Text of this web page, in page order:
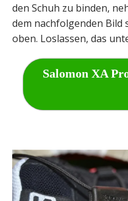
den Schuh zu binden,
dem nachfolgenden Bild
oben. Loslassen, das
Salomon XA